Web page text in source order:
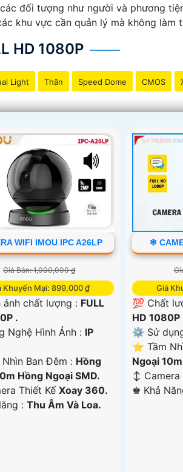
Imou giá rẻ.
đối tượng như người và phương
khu vực cần quản lý mà không làm
HD 1080P
Light Thân Speed Dome CMOS
WIFI IMOU IPC A26LP
Giá Bán: 1,000,000 ₫
Khuyến Mại: 899,000 ₫
chất lượng : FULL
.
Nghệ Hình Ảnh : IP
Ban Đêm : Hồng
Hồng Ngoại SMD.
Thiết Kế Xoay 360.
: Thu Âm Và Loa.
❇
Giá
💯 Chất
HD 1080P
⚙ Sử
⭐ Tầm
Ngoại
↕️
️♚ Khả